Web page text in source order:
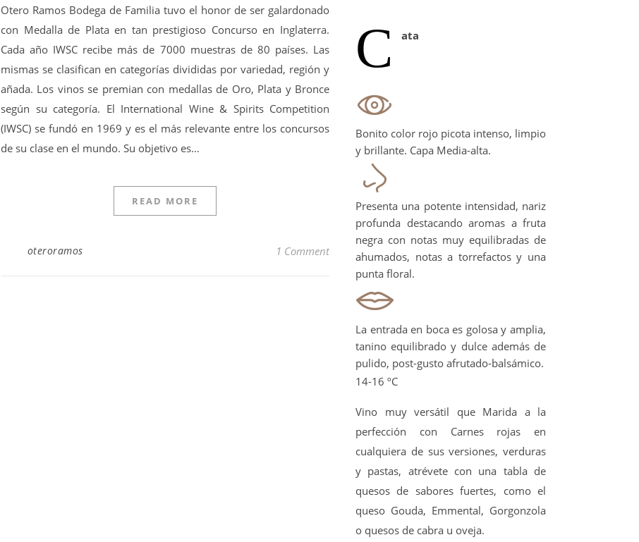
Otero Ramos Bodega de Familia tuvo el honor de ser galardonado
con Medalla de Plata en tan prestigioso Concurso en Inglaterra.
Cada año IWSC recibe más de 7000 muestras de 80 países. Las
mismas se clasifican en categorías divididas por variedad, región y
añada. Los vinos se premian con medallas de Oro, Plata y Bronce
según su categoría. El International Wine & Spirits Competition
(IWSC) se fundó en 1969 y es el más relevante entre los concursos
de su clase en el mundo. Su objetivo es…
READ MORE
oteroramos 1 Comment
C ata
Bonito color rojo picota intenso, limpio
y brillante. Capa Media-alta.
Presenta una potente intensidad, nariz
profunda destacando aromas a fruta
negra con notas muy equilibradas de
ahumados, notas a torrefactos y una
punta floral.
La entrada en boca es golosa y amplia,
tanino equilibrado y dulce además de
pulido, post-gusto afrutado-balsámico.
14-16 ºC
Vino muy versátil que Marida a la
perfección con Carnes rojas en
cualquiera de sus versiones, verduras
y pastas, atrévete con una tabla de
quesos de sabores fuertes, como el
queso Gouda, Emmental, Gorgonzola
o quesos de cabra u oveja.